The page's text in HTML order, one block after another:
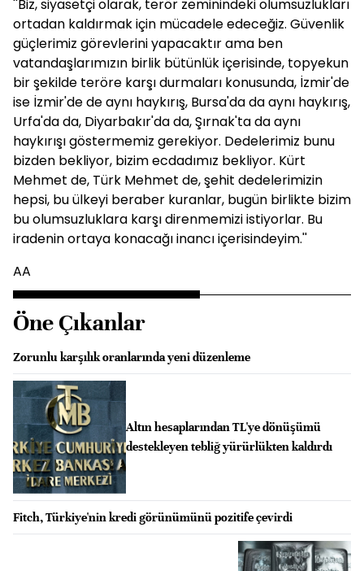
''Biz, siyasetçi olarak, terör zeminindeki olumsuzlukları
ortadan kaldırmak için mücadele edeceğiz. Güvenlik
güçlerimiz görevlerini yapacaktır ama ben
vatandaşlarımızın birlik bütünlük içerisinde, topyekun
bir şekilde teröre karşı durmaları konusunda, İzmir'de
ise İzmir'de de aynı haykırış, Bursa'da da aynı haykırış,
Urfa'da da, Diyarbakır'da da, Şırnak'ta da aynı
haykırışı göstermemiz gerekiyor. Dedelerimiz bunu
bizden bekliyor, bizim ecdadımız bekliyor. Kürt
Mehmet de, Türk Mehmet de, şehit dedelerimizin
hepsi, bu ülkeyi beraber kuranlar, bugün birlikte bizim
bu olumsuzluklara karşı direnmemizi istiyorlar. Bu
iradenin ortaya konacağı inancı içerisindeyim.''
AA
Öne Çıkanlar
Zorunlu karşılık oranlarında yeni düzenleme
Altın hesaplarından TL'ye dönüşümü
destekleyen tebliğ yürürlükten kaldırdı
Fitch, Türkiye'nin kredi görünümünü pozitife çevirdi